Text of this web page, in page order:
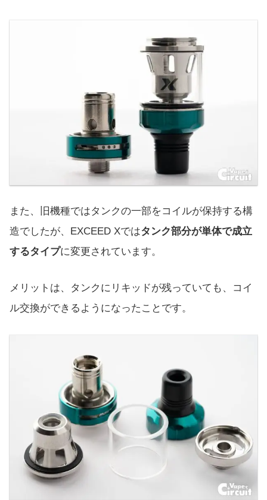
また、旧機種ではタンクの一部をコイルが保持する構
造でしたが、EXCEED Xではタンク部分が単体で成立
するタイプに変更されています。
メリットは、タンクにリキッドが残っていても、コイ
ル交換ができるようになったことです。